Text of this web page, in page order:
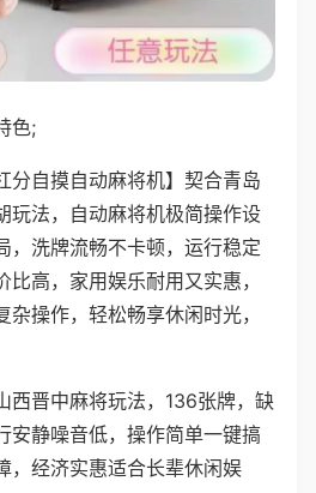
色;
分自摸自动麻将机】契合青岛
玩法，自动麻将机极简操作设
，洗牌流畅不卡顿，运行稳定
高，家用娱乐耐用又实惠，
操作，轻松畅享休闲时光，
西晋中麻将玩法，136张牌，缺
安静噪音低，操作简单一键搞
，经济实惠适合长辈休闲娱